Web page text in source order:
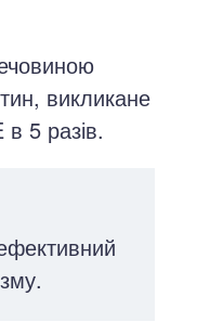
викликане
5 разів.